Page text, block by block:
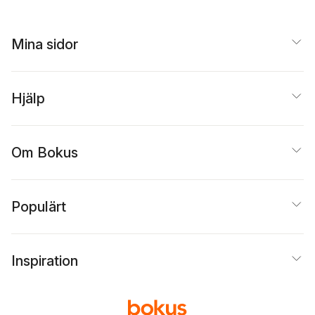
Mina sidor
Hjälp
Om Bokus
Populärt
Inspiration